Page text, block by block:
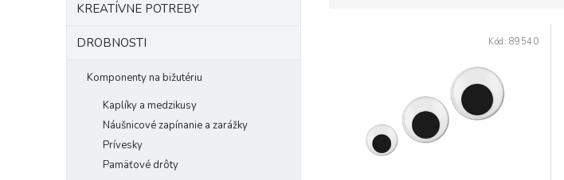
KREATÍVNE POTREBY
DROBNOSTI
Komponenty na bižutériu
Kaplíky a medzikusy
Náušnicové zapínanie a zarážky
Prívesky
Pamäťové drôty
Kód: 89540